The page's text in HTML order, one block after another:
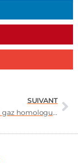
SUIVANT
Un circuit gaz homologué pour son van aménagé ?